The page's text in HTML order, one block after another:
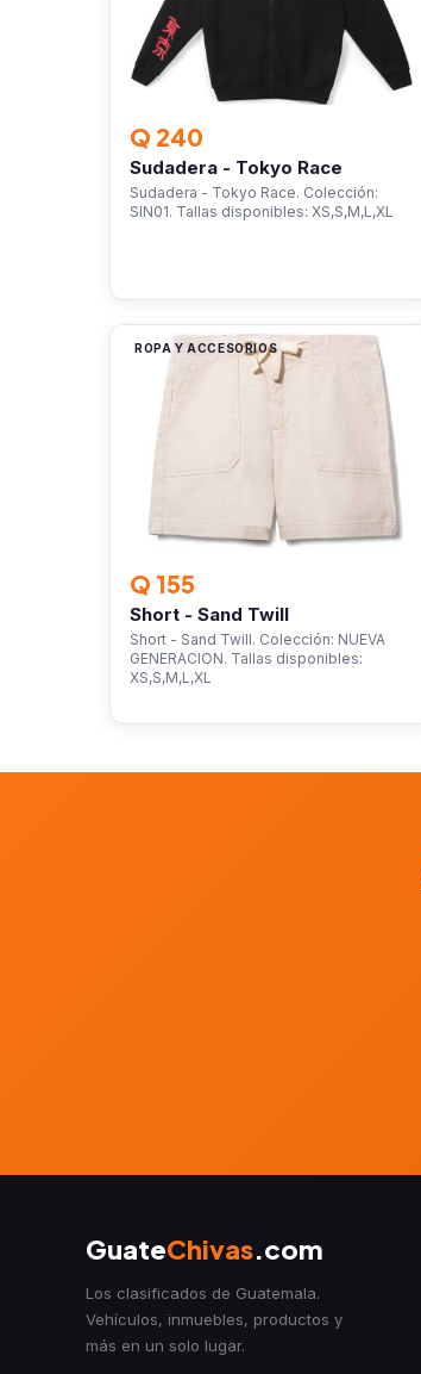
Q 240
Sudadera - Tokyo Race
Sudadera - Tokyo Race. Colección:
SIN01. Tallas disponibles: XS,S,M,L,XL
ROPA Y ACCESORIOS
Q 155
Short - Sand Twill
Short - Sand Twill. Colección: NUEVA
GENERACION. Tallas disponibles:
XS,S,M,L,XL
GuateChivas.com
Los clasificados de Guatemala.
Vehículos, inmuebles, productos y
más en un solo lugar.